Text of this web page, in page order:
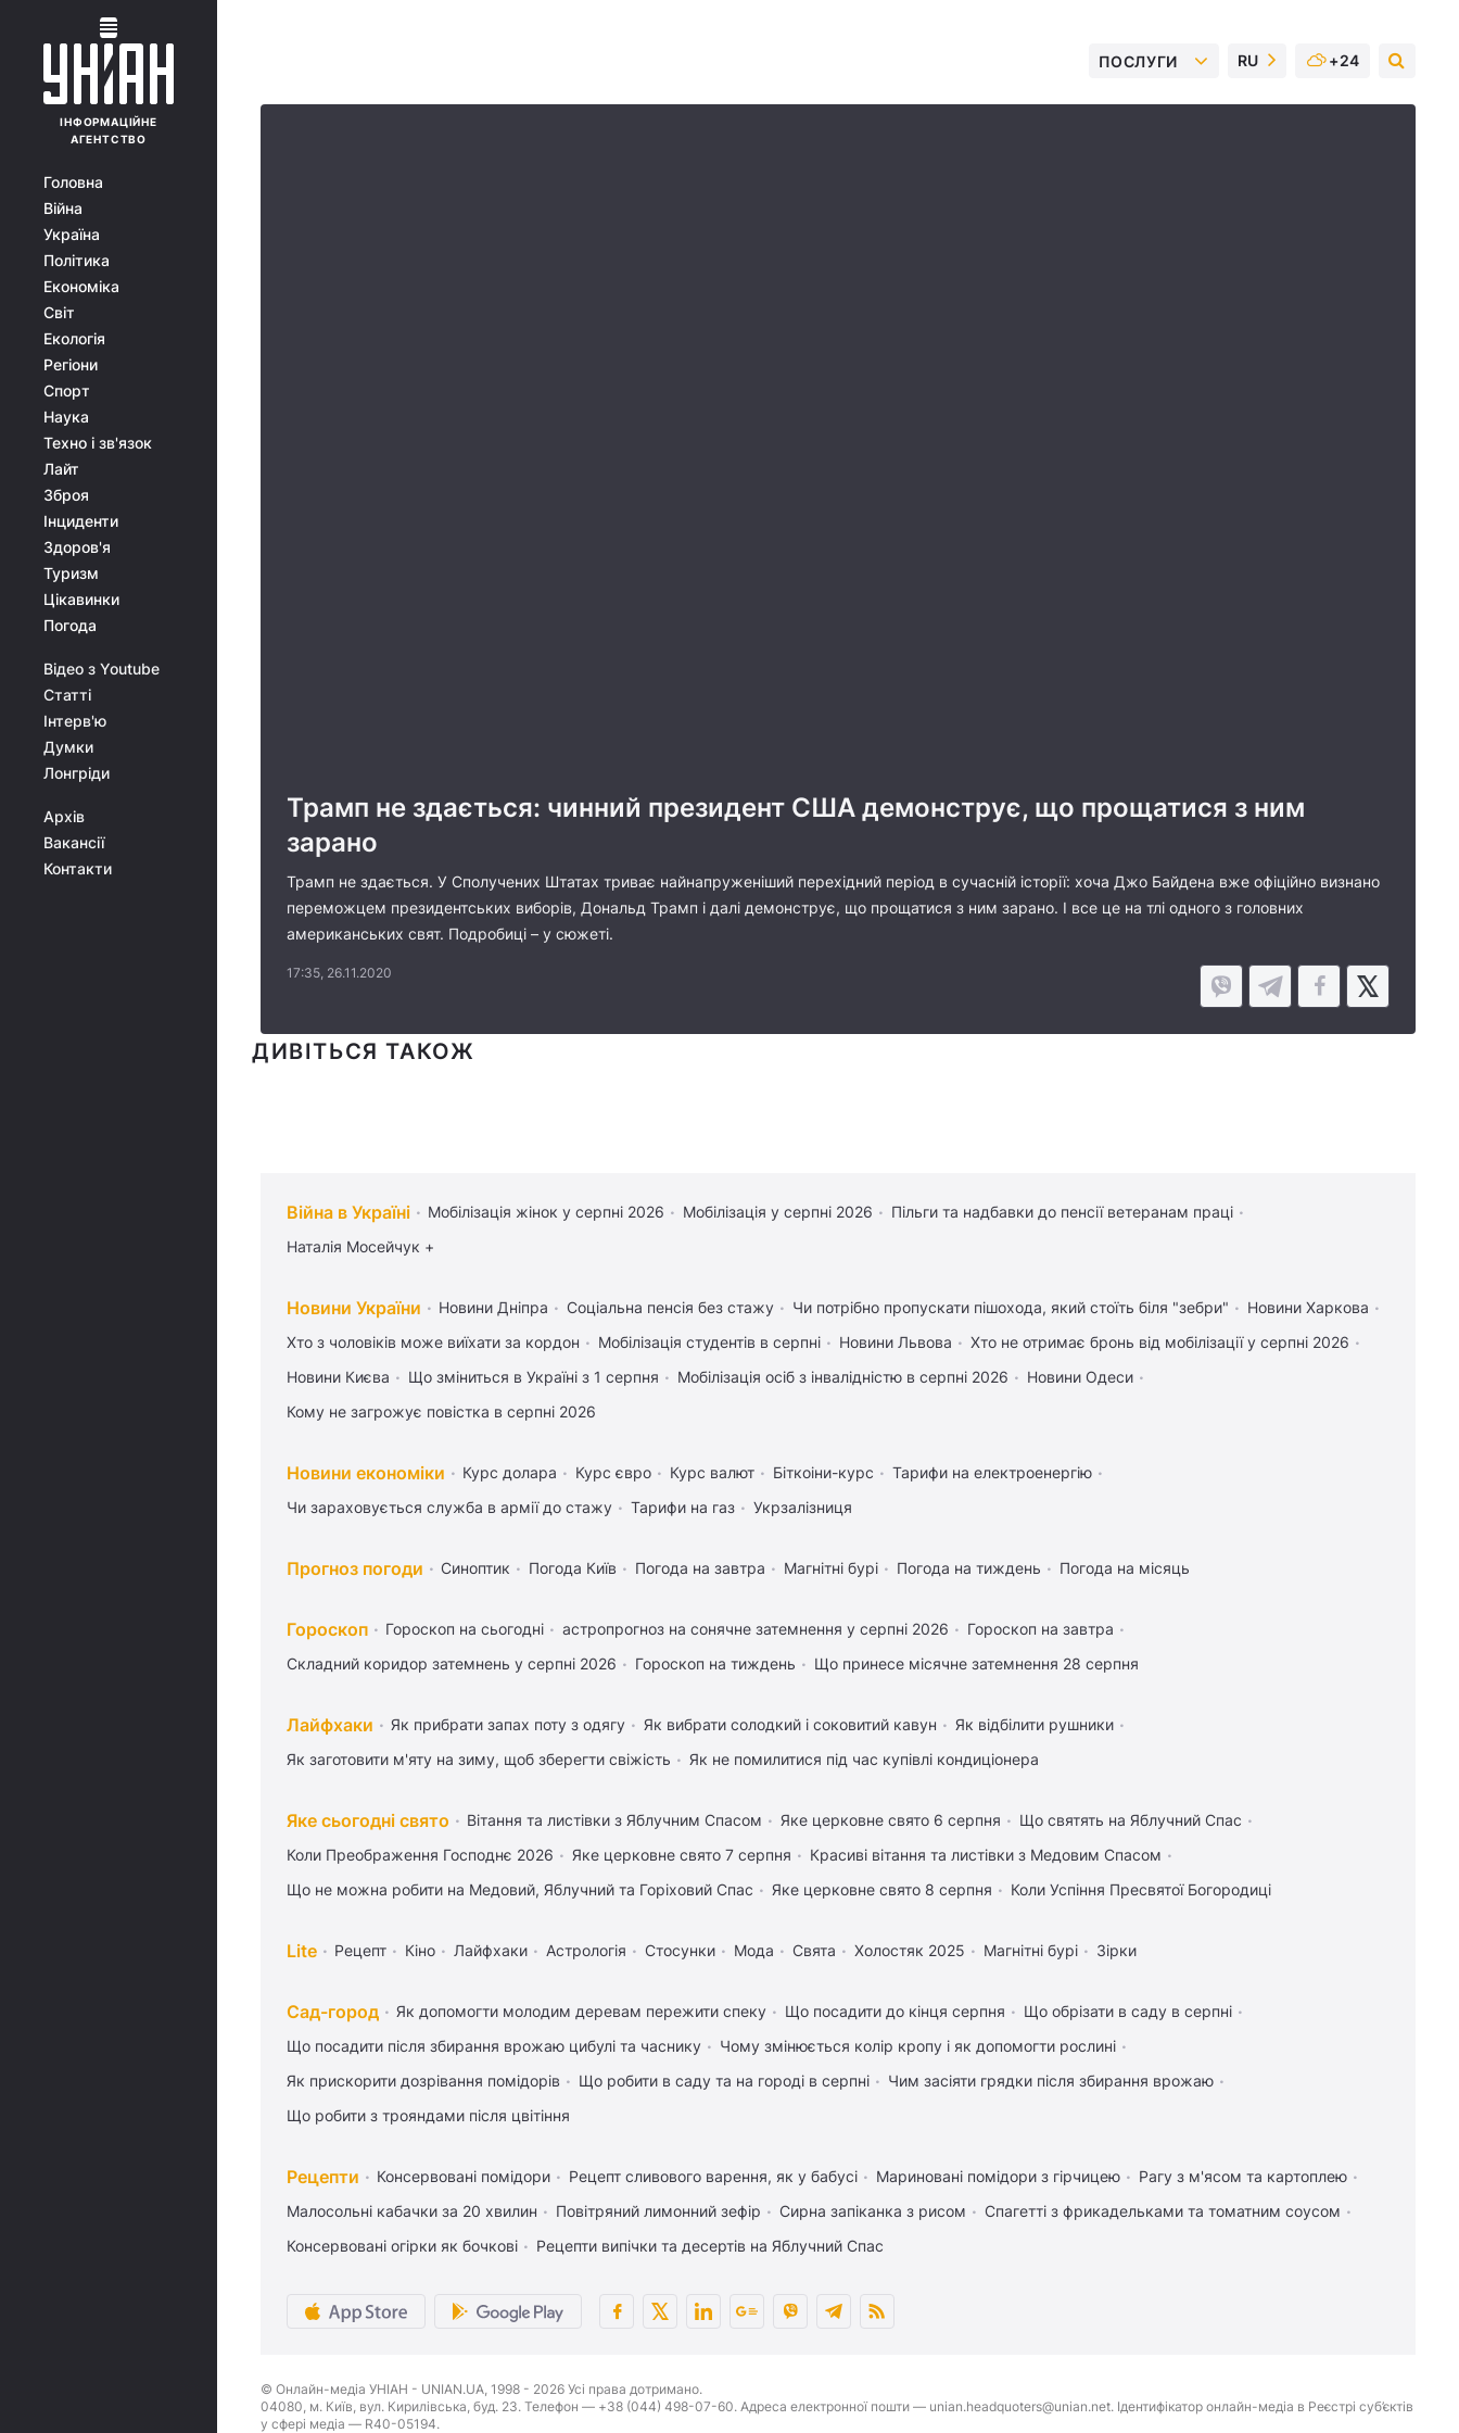
ІНФОРМАЦІЙНЕ
АГЕНТСТВО
Головна
Війна
Україна
Політика
Економіка
Світ
Екологія
Регіони
Спорт
Наука
Техно і зв'язок
Лайт
Зброя
Інциденти
Здоров'я
Туризм
Цікавинки
Погода
Відео з Youtube
Статті
Інтерв'ю
Думки
Лонгріди
Архів
Вакансії
Контакти
ПОСЛУГИ RU +24
Трамп не здається: чинний президент США демонструє, що прощатися з ним
зарано
Трамп не здається. У Сполучених Штатах триває найнапруженіший перехідний період в сучасній історії: хоча Джо Байдена вже офіційно визнано
переможцем президентських виборів, Дональд Трамп і далі демонструє, що прощатися з ним зарано. І все це на тлі одного з головних
американських свят. Подробиці – у сюжеті.
17:35, 26.11.2020
ДИВІТЬСЯ ТАКОЖ
Війна в Україні Мобілізація жінок у серпні 2026 Мобілізація у серпні 2026
Пільги та надбавки до пенсії ветеранам праці
Наталія Мосейчук +
Новини України Новини Дніпра Соціальна пенсія без стажу Чи потрібно пропускати пішохода, який стоїть біля "зебри"
Новини Харкова
Хто з чоловіків може виїхати за кордон
Мобілізація студентів в серпні Новини Львова
Хто не отримає бронь від мобілізації у серпні 2026
Новини Києва
Що зміниться в Україні з 1 серпня Мобілізація осіб з інвалідністю в серпні 2026
Новини Одеси
Кому не загрожує повістка в серпні 2026
Новини економіки Курс долара Курс євро Курс валют Біткоіни-курс
Тарифи на електроенергію
Чи зараховується служба в армії до стажу
Тарифи на газ Укрзалізниця
Прогноз погоди Синоптик Погода Київ Погода на завтра Магнітні бурі Погода на тиждень Погода на місяць
Гороскоп Гороскоп на сьогодні астропрогноз на сонячне затемнення у серпні 2026
Гороскоп на завтра
Складний коридор затемнень у серпні 2026
Гороскоп на тиждень Що принесе місячне затемнення 28 серпня
Лайфхаки Як прибрати запах поту з одягу Як вибрати солодкий і соковитий кавун
Як відбілити рушники
Як заготовити м'яту на зиму, щоб зберегти свіжість
Як не помилитися під час купівлі кондиціонера
Яке сьогодні свято Вітання та листівки з Яблучним Спасом Яке церковне свято 6 серпня
Що святять на Яблучний Спас
Коли Преображення Господнє 2026
Яке церковне свято 7 серпня
Красиві вітання та листівки з Медовим Спасом
Що не можна робити на Медовий, Яблучний та Горіховий Спас
Яке церковне свято 8 серпня Коли Успіння Пресвятої Богородиці
Lite Рецепт Кіно Лайфхаки Астрологія Стосунки Мода Свята Холостяк 2025 Магнітні бурі Зірки
Сад-город Як допомогти молодим деревам пережити спеку Що посадити до кінця серпня
Що обрізати в саду в серпні
Що посадити після збирання врожаю цибулі та часнику
Чому змінюється колір кропу і як допомогти рослині
Як прискорити дозрівання помідорів
Що робити в саду та на городі в серпні
Чим засіяти грядки після збирання врожаю
Що робити з трояндами після цвітіння
Рецепти Консервовані помідори Рецепт сливового варення, як у бабусі Мариновані помідори з гірчицею
Рагу з м'ясом та картоплею
Малосольні кабачки за 20 хвилин
Повітряний лимонний зефір Сирна запіканка з рисом
Спагетті з фрикадельками та томатним соусом
Консервовані огірки як бочкові
Рецепти випічки та десертів на Яблучний Спас
© Онлайн-медіа УНІАН - UNIAN.UA, 1998 - 2026 Усі права дотримано.
04080, м. Київ, вул. Кирилівська, буд. 23. Телефон — +38 (044) 498-07-60. Адреса електронної пошти — unian.headquoters@unian.net. Ідентифікатор онлайн-медіа в Реєстрі суб’єктів
у сфері медіа — R40-05194.